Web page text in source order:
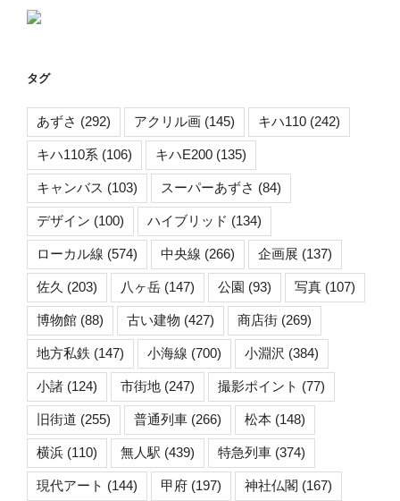
タグ
あずさ (292) アクリル画 (145) キハ110 (242)
キハ110系 (106) キハE200 (135)
キャンバス (103) スーパーあずさ (84)
デザイン (100) ハイブリッド (134)
ローカル線 (574) 中央線 (266) 企画展 (137)
佐久 (203) 八ヶ岳 (147) 公園 (93) 写真 (107)
博物館 (88) 古い建物 (427) 商店街 (269)
地方私鉄 (147) 小海線 (700) 小淵沢 (384)
小諸 (124) 市街地 (247) 撮影ポイント (77)
旧街道 (255) 普通列車 (266) 松本 (148)
横浜 (110) 無人駅 (439) 特急列車 (374)
現代アート (144) 甲府 (197) 神社仏閣 (167)